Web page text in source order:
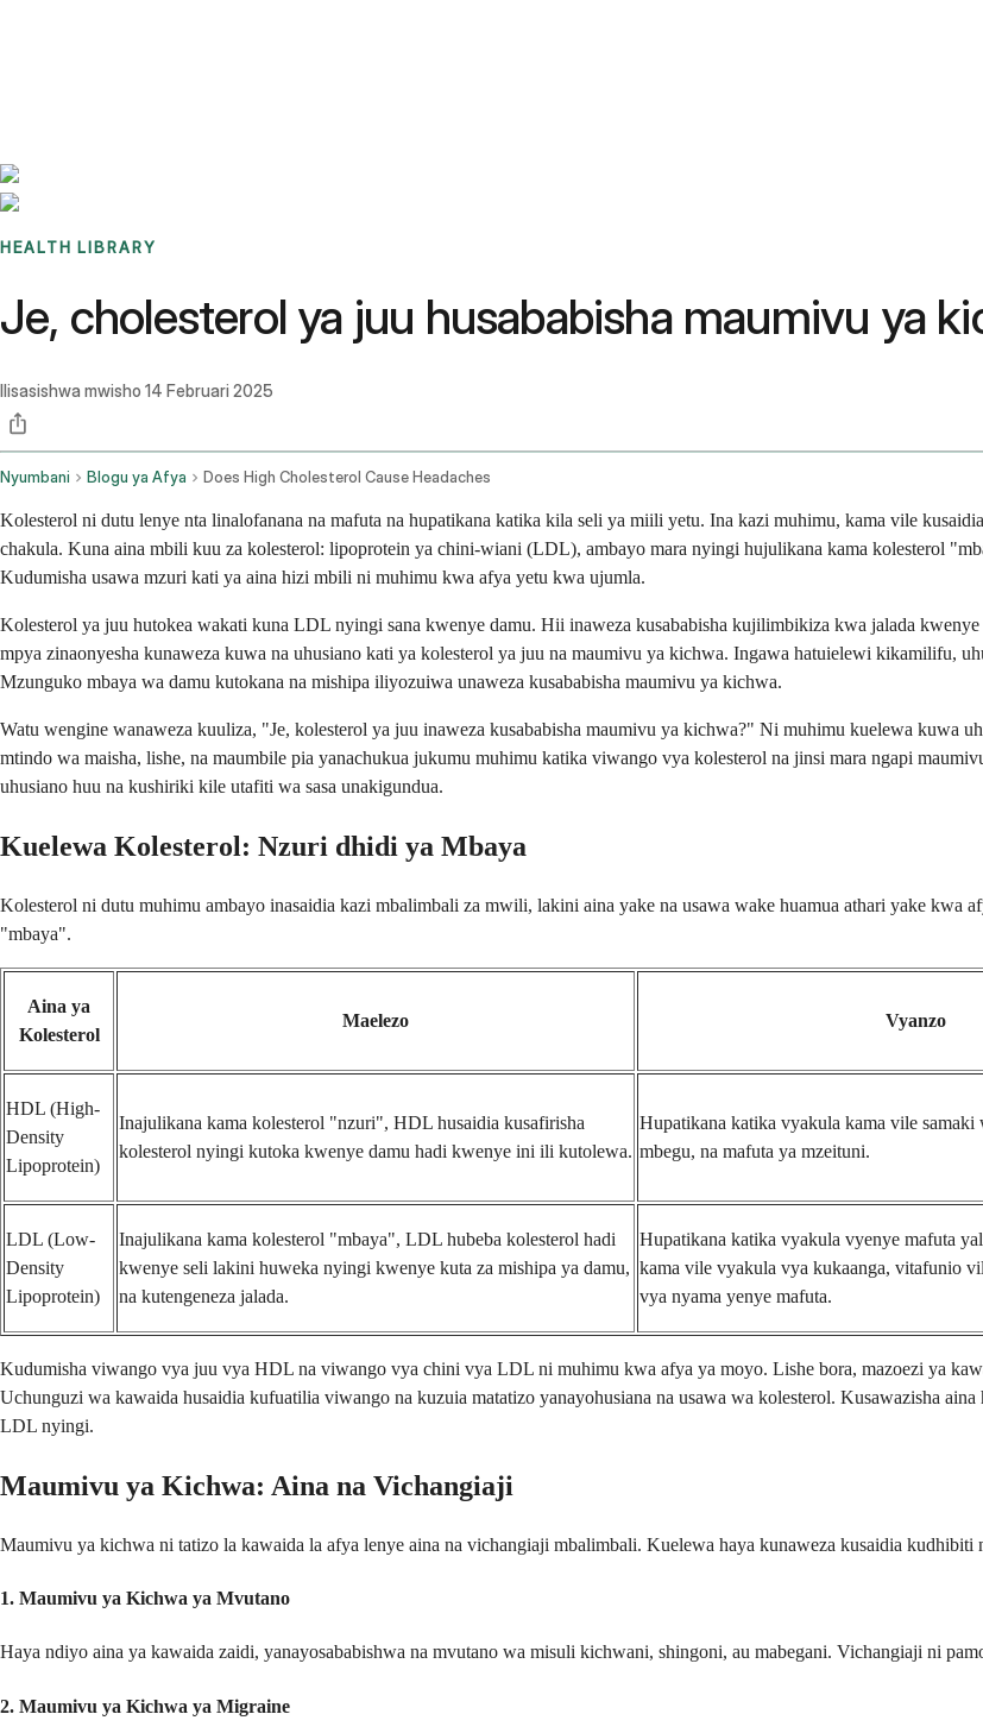
HEALTH LIBRARY
Je, cholesterol ya juu husababisha maumivu ya
Ilisasishwa mwisho 14 Februari 2025
Nyumbani Blogu ya Afya Does High Cholesterol Cause Headaches
Kolesterol ni dutu lenye nta linalofanana na mafuta na hupatikana katika kila seli ya miili yetu. Ina kazi muhimu, kama vile
chakula. Kuna aina mbili kuu za kolesterol: lipoprotein ya chini-wiani (LDL), ambayo mara nyingi hujulikana kama kolesterol
Kudumisha usawa mzuri kati ya aina hizi mbili ni muhimu kwa afya yetu kwa ujumla.
Kolesterol ya juu hutokea wakati kuna LDL nyingi sana kwenye damu. Hii inaweza kusababisha kujilimbikiza kwa jalada
mpya zinaonyesha kunaweza kuwa na uhusiano kati ya kolesterol ya juu na maumivu ya kichwa. Ingawa hatuielewi kikamilifu,
Mzunguko mbaya wa damu kutokana na mishipa iliyozuiwa unaweza kusababisha maumivu ya kichwa.
Watu wengine wanaweza kuuliza, "Je, kolesterol ya juu inaweza kusababisha maumivu ya kichwa?" Ni muhimu kuelewa kuwa
mtindo wa maisha, lishe, na maumbile pia yanachukua jukumu muhimu katika viwango vya kolesterol na jinsi mara ngapi
uhusiano huu na kushiriki kile utafiti wa sasa unakigundua.
Kuelewa Kolesterol: Nzuri dhidi ya Mbaya
Kolesterol ni dutu muhimu ambayo inasaidia kazi mbalimbali za mwili, lakini aina yake na usawa wake huamua athari yake kwa
"mbaya".
Aina ya
Kolesterol
Maelezo Vyanzo
HDL (High-
Density
Lipoprotein)
Inajulikana kama kolesterol "nzuri", HDL husaidia kusafirisha
kolesterol nyingi kutoka kwenye damu hadi kwenye ini ili kutolewa.
Hupatikana katika vyakula kama vile samaki
mbegu, na mafuta ya mzeituni.
LDL (Low-
Density
Lipoprotein)
Inajulikana kama kolesterol "mbaya", LDL hubeba kolesterol hadi
kwenye seli lakini huweka nyingi kwenye kuta za mishipa ya damu,
na kutengeneza jalada.
Hupatikana katika vyakula vyenye mafuta
kama vile vyakula vya kukaanga, vitafunio
vya nyama yenye mafuta.
Kudumisha viwango vya juu vya HDL na viwango vya chini vya LDL ni muhimu kwa afya ya moyo. Lishe bora, mazoezi ya
Uchunguzi wa kawaida husaidia kufuatilia viwango na kuzuia matatizo yanayohusiana na usawa wa kolesterol. Kusawazisha
LDL nyingi.
Maumivu ya Kichwa: Aina na Vichangiaji
Maumivu ya kichwa ni tatizo la kawaida la afya lenye aina na vichangiaji mbalimbali. Kuelewa haya kunaweza kusaidia kudhibiti
1. Maumivu ya Kichwa ya Mvutano
Haya ndiyo aina ya kawaida zaidi, yanayosababishwa na mvutano wa misuli kichwani, shingoni, au mabegani. Vichangiaji ni
2. Maumivu ya Kichwa ya Migraine